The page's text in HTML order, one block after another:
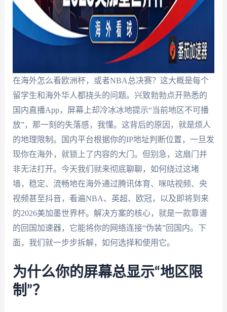
在海外怎么看欧洲杯，或者NBA总决赛？这大概是每个
留学生和海外华人都挠头的问题。兴致勃勃点开熟悉的
国内直播App，屏幕上却冷冰冰地提示“当前地区不可播
放”，那一刻的失落感，我懂。这背后的原因，就是烦人
的地理限制。国内平台根据你的IP地址判断位置，一旦发
现你在海外，就锁上了内容的大门。但别急，这扇门并
非无法打开。今天我们就来彻底聊聊，如何绕过这堵
墙，稳定、流畅地在海外通过腾讯体育、咪咕视频、央
视频甚至抖音，看遍NBA、英超、欧冠，以及即将到来
的2026美加墨世界杯。解决方案的核心，就是一款靠谱
的回国加速器，它能将你的网络连接“伪装”回国内。下
面，我们就一步步拆解，如何选择和使用它。
为什么你的屏幕总显示“地区限
制”？